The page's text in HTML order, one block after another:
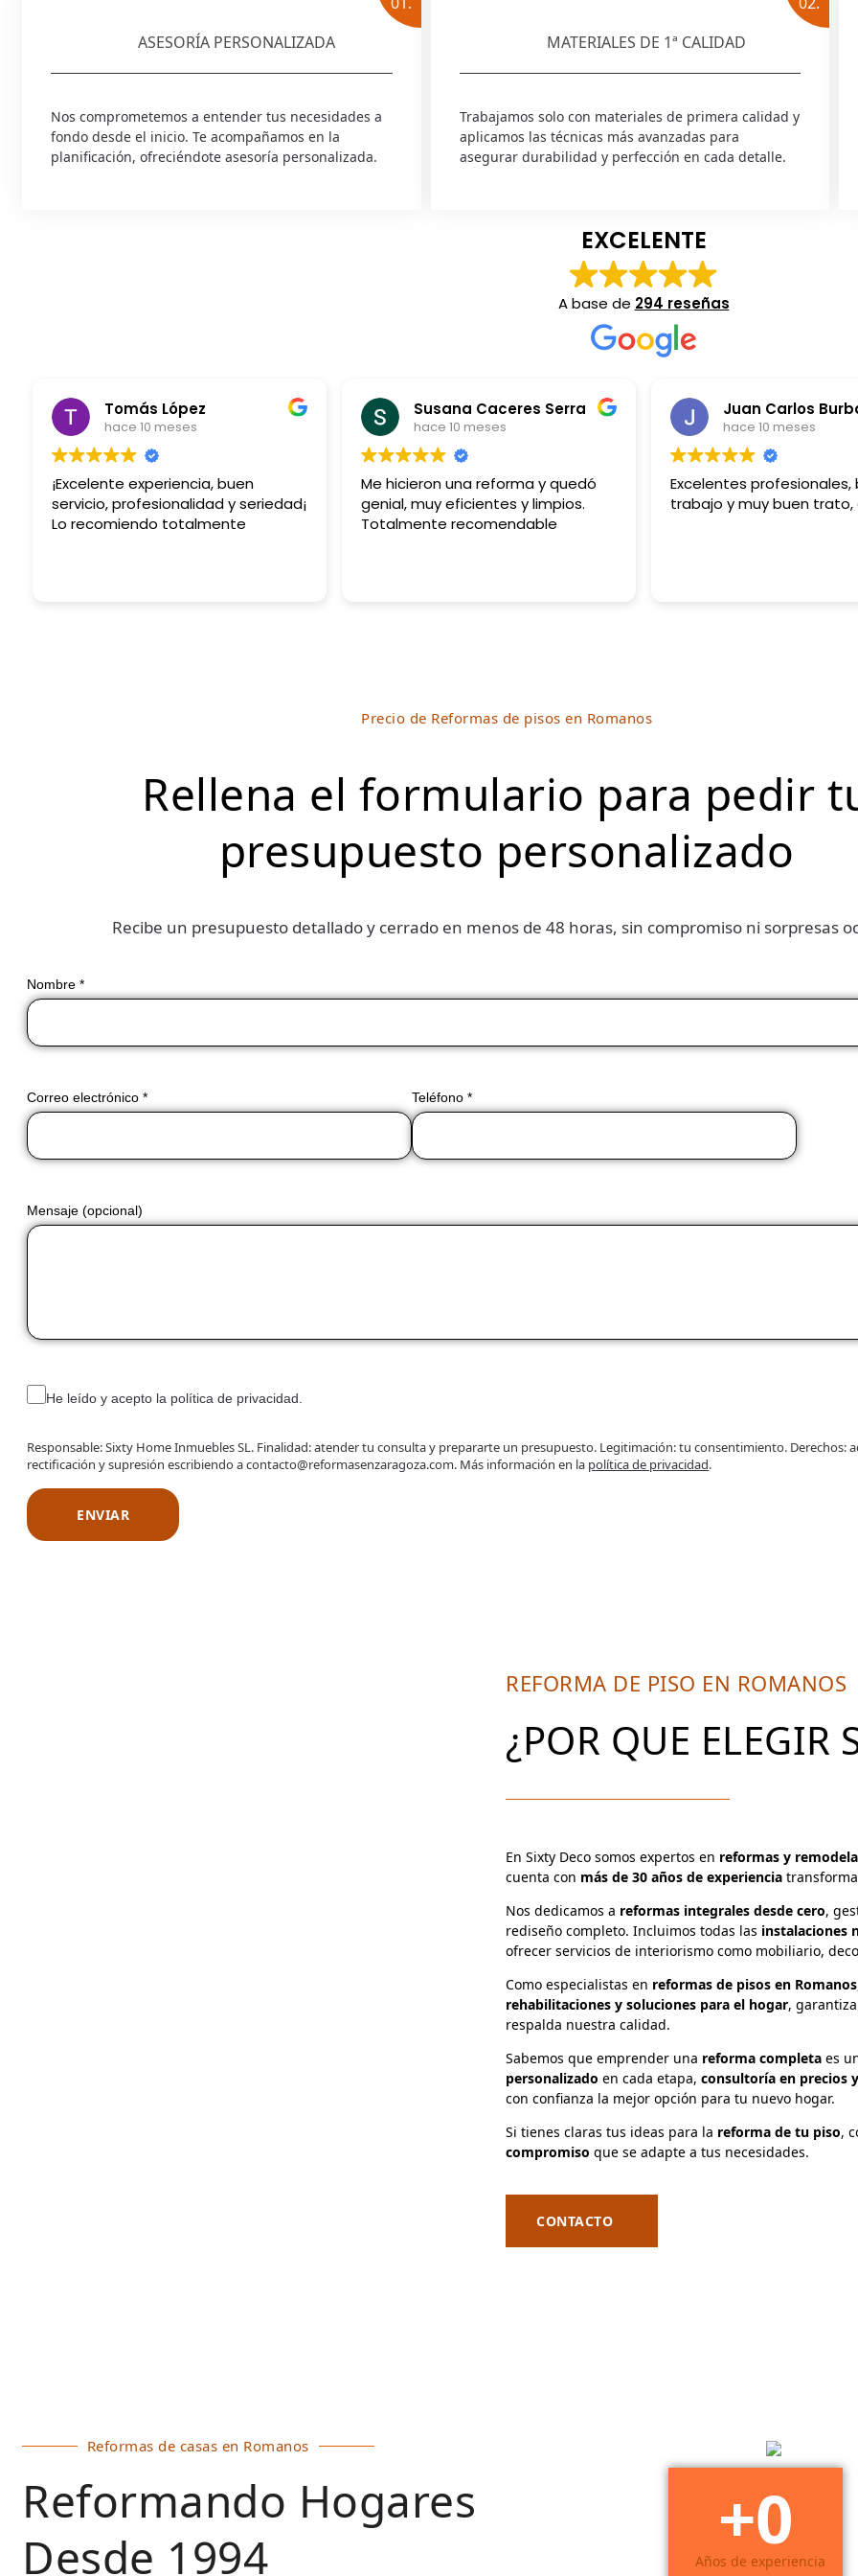
ASESORÍA PERSONALIZADA
Nos comprometemos a entender tus necesidades a
fondo desde el inicio. Te acompañamos en la
planificación, ofreciéndote asesoría personalizada.
MATERIALES DE 1ª CALIDAD
Trabajamos solo con materiales de primera calidad y
aplicamos las técnicas más avanzadas para
asegurar durabilidad y perfección en cada detalle.
EXCELENTE
A base de 294 reseñas
Tomás López
hace 10 meses
¡Excelente experiencia, buen
servicio, profesionalidad y seriedad¡
Lo recomiendo totalmente
Susana Caceres Serra
hace 10 meses
Me hicieron una reforma y quedó
genial, muy eficientes y limpios.
Totalmente recomendable
hace 10 meses
Excelentes profesionales,
trabajo y muy buen trato,
Precio de Reformas de pisos en Romanos
Rellena el formulario para pedir
presupuesto personalizado
Recibe un presupuesto detallado y cerrado en menos de 48 horas, sin compromiso ni sorpresas
Nombre *
Correo electrónico * Teléfono *
Mensaje (opcional)
He leído y acepto la política de privacidad.
Responsable: Sixty Home Inmuebles SL. Finalidad: atender tu consulta y prepararte un presupuesto. Legitimación: tu consentimiento. Derechos:
rectificación y supresión escribiendo a contacto@reformasenzaragoza.com. Más información en la política de privacidad.
REFORMA DE PISO EN ROMANOS
¿POR QUE ELEGIR
En Sixty Deco somos expertos en reformas y
cuenta con más de 30 años de experiencia
Nos dedicamos a reformas integrales desde cero,
rediseño completo. Incluimos todas las instalaciones
ofrecer servicios de interiorismo como mobiliario,
Como especialistas en reformas de pisos en Romanos
rehabilitaciones y soluciones para el hogar,
respalda nuestra calidad.
Sabemos que emprender una reforma completa es
personalizado en cada etapa, consultoría en precios
con confianza la mejor opción para tu nuevo hogar.
Si tienes claras tus ideas para la reforma de tu piso,
compromiso que se adapte a tus necesidades.
CONTACTO
Reformas de casas en Romanos
Reformando Hogares
Desde 1994
+30
Años de experiencia